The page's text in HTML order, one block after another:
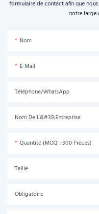
formulaire de contact afin que
notre large
Nom
E-Mail
Téléphone/WhatsApp
Nom De L&#39;entreprise
Quantité (MOQ : 300 Pièces)
Taille
Obligatoire